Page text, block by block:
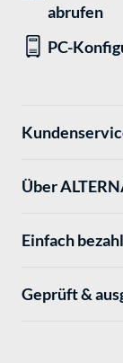
abrufen
PC-
Über
Einfach
Geprüft &